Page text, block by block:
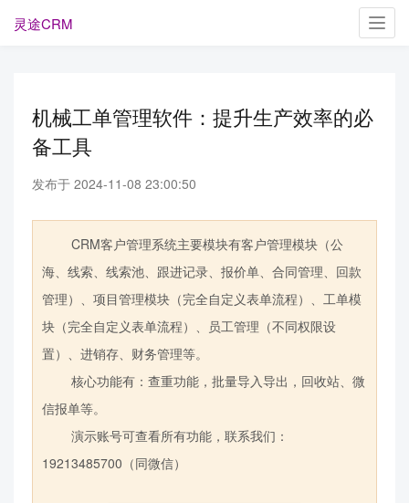
灵途CRM
机械工单管理软件：提升生产效率的必
备工具
发布于 2024-11-08 23:00:50
CRM客户管理系统主要模块有客户管理模块（公
海、线索、线索池、跟进记录、报价单、合同管理、回款
管理）、项目管理模块（完全自定义表单流程）、工单模
块（完全自定义表单流程）、员工管理（不同权限设
置）、进销存、财务管理等。
核心功能有：查重功能，批量导入导出，回收站、微
信报单等。
演示账号可查看所有功能，联系我们：
19213485700（同微信）